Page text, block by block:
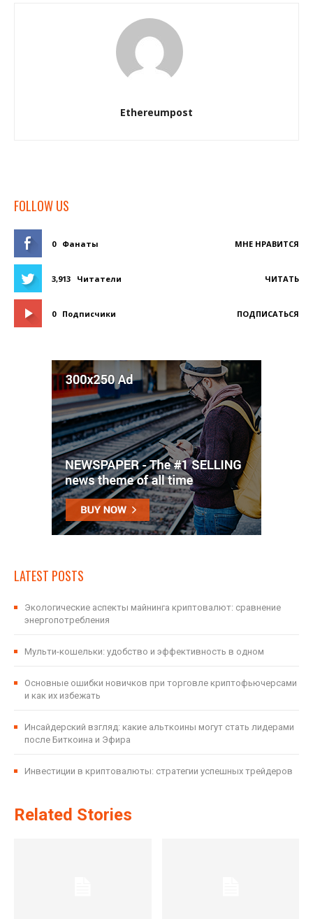
Ethereumpost
FOLLOW US
0 Фанаты МНЕ НРАВИТСЯ
3,913 Читатели ЧИТАТЬ
0 Подписчики ПОДПИСАТЬСЯ
LATEST POSTS
Экологические аспекты майнинга криптовалют: сравнение
энергопотребления
Мульти-кошельки: удобство и эффективность в одном
Основные ошибки новичков при торговле криптофьючерсами
и как их избежать
Инсайдерский взгляд: какие альткоины могут стать лидерами
после Биткоина и Эфира
Инвестиции в криптовалюты: стратегии успешных трейдеров
Related Stories